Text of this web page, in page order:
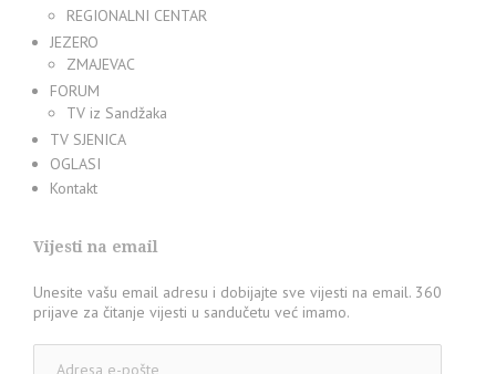
REGIONALNI CENTAR
JEZERO
ZMAJEVAC
FORUM
TV iz Sandžaka
TV SJENICA
OGLASI
Kontakt
Vijesti na email
Unesite vašu email adresu i dobijajte sve vijesti na email. 360
prijave za čitanje vijesti u sandučetu već imamo.